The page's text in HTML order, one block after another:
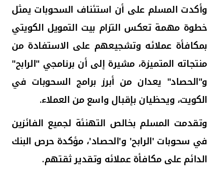
وأكدت المسلم على أن استئناف السحوبات يمثل
خطوة مهمة تعكس التزام بيت التمويل الكويتي
بمكافأة عملائه وتشجيعهم على الاستفادة من
منتجاته المتميزة، مشيرة إلى أن برنامجي "الرابح"
و"الحصاد" يعدان من أبرز برامج السحوبات في
الكويت، ويحظيان بإقبال واسع من العملاء.
وتقدمت المسلم بخالص التهنئة لجميع الفائزين
في سحوبات 'الرابح' و'الحصاد'، مؤكدة حرص البنك
الدائم على مكافأة عملائه وتقدير ثقتهم.